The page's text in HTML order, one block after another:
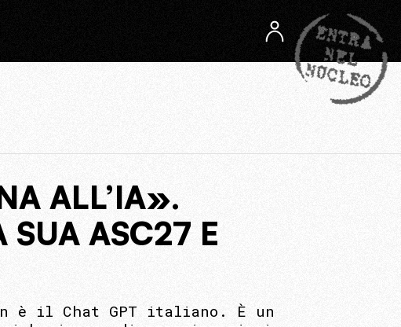
ALL’IA».
SUA ASC27 E
è il Chat GPT italiano. È un